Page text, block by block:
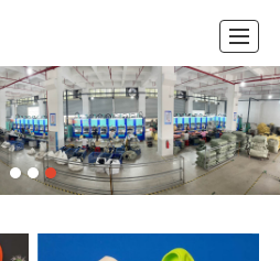
图库展示 公司概况 留言反馈 联系我们 ENGLISH